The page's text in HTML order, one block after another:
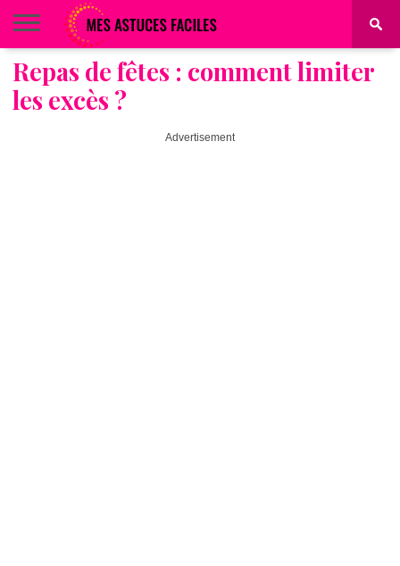
BEAUTÉ
COIFFURE
ALIMENTATION
MAQUILLAGE
MAISON
Repas de fêtes : comment limiter
les excès ?
Advertisement